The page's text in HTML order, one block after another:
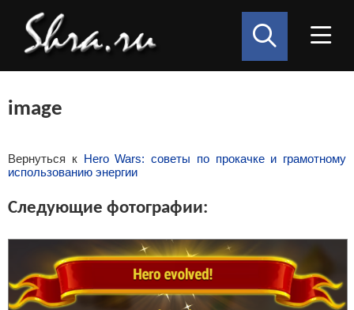
image
Вернуться к Hero Wars: советы по прокачке и грамотному
использованию энергии
Следующие фотографии: